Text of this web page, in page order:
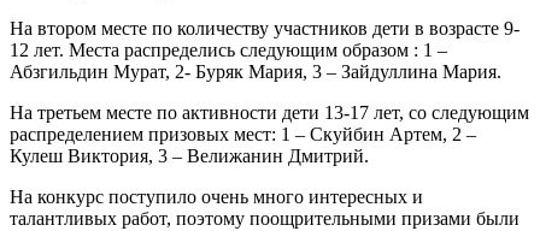
На втором месте по количеству участников дети в возрасте 9-
12 лет. Места распределись следующим образом : 1 –
Абзгильдин Мурат, 2- Буряк Мария, 3 – Зайдуллина Мария.
На третьем месте по активности дети 13-17 лет, со следующим
распределением призовых мест: 1 – Скуйбин Артем, 2 –
Кулеш Виктория, 3 – Велижанин Дмитрий.
На конкурс поступило очень много интересных и
талантливых работ, поэтому поощрительными призами были